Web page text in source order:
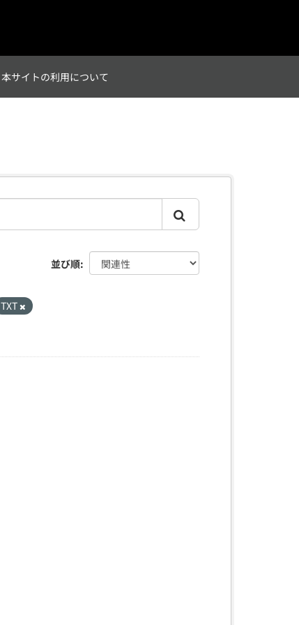
本サイトの利用について
並び順
TXT